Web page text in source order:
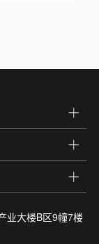
业大楼B区9幢7楼